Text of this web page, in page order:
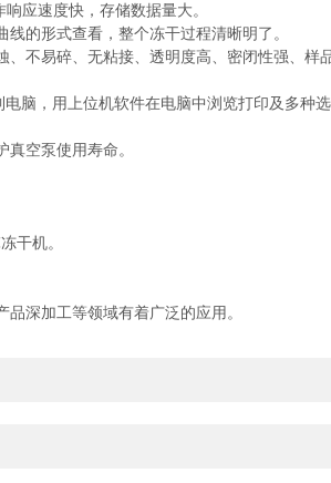
应速度快，存储数据量大。
的形式查看，整个冻干过程清晰明了。
易碎、无粘接、透明度高、密闭性强、样
脑，用上位机软件在电脑中浏览打印及多种选
空泵使用寿命。
干机。
深加工等领域有着广泛的应用。